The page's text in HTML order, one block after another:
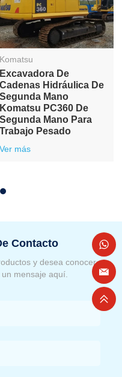
Komatsu
Excavadora De
Cadenas Hidráulica De
Segunda Mano
Komatsu PC360 De
Segunda Mano Para
Trabajo Pesado
Ver más
Contacto
y desea conocer
mensaje aquí.